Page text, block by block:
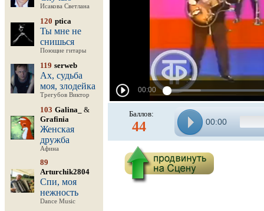
Исакова Светлана
120 ptica
Ты мне не
снишься
Поющие гитары
119 serweb
Ах, судьба
моя, злодейка
Трегубов Виктор
103 Galina_
&
Grafinia
Женская
дружба
Афина
89
Arturchik2804
Спи, моя
нежность
Dance Music
Баллов:
44 00:00